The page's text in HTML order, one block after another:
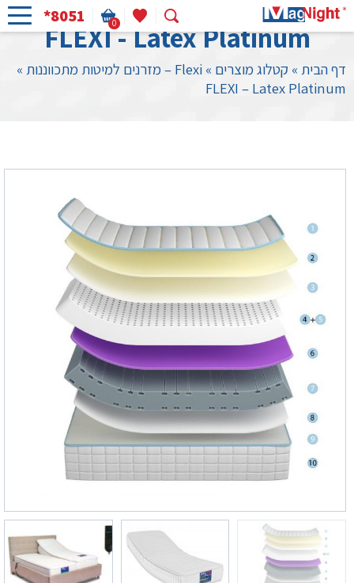
0
*8051
FLEXI - Latex Platinum
דף הבית » קטלוג מוצרים » Flexi – מזרנים למיטות מתכווננות
»
FLEXI – Latex Platinum